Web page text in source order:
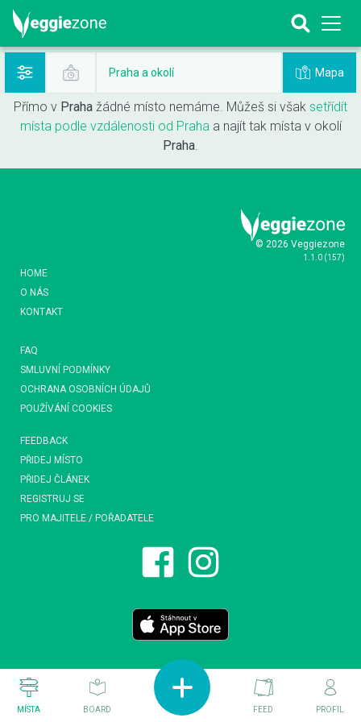
Praha a okolí Mapa
Přímo v Praha žádné místo nemáme. Můžeš si však setřídít
místa podle vzdálenosti od Prahaa najít tak místa v okolí
Praha.
© 2026 Veggiezone
1.1.0 (157)
HOME
O NÁS
KONTAKT
FAQ
SMLUVNÍ PODMÍNKY
OCHRANA OSOBNÍCH ÚDAJŮ
POUŽÍVÁNÍ COOKIES
FEEDBACK
PŘIDEJ MÍSTO
PŘIDEJ ČLÁNEK
REGISTRUJ SE
PRO MAJITELE / POŘADATELE
MÍSTA BOARD FEED PROFIL